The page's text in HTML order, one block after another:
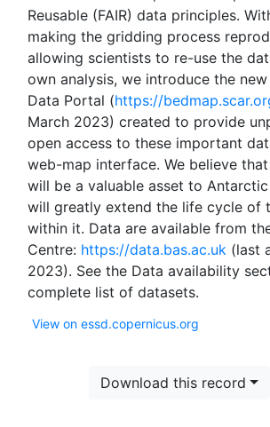
Reusable (FAIR) data principles.
making the gridding process
allowing scientists to re-use the
own analysis, we introduce the new
Data Portal (https://
March 2023) created to provide
open access to these important
web-map interface. We believe
will be a valuable asset to
will greatly extend the life cycle of
within it. Data are available from
Centre: https://data.bas.ac.uk (last
2023​​​​​​​). See the Data availability
View on essd.copernicus.org
Download this record